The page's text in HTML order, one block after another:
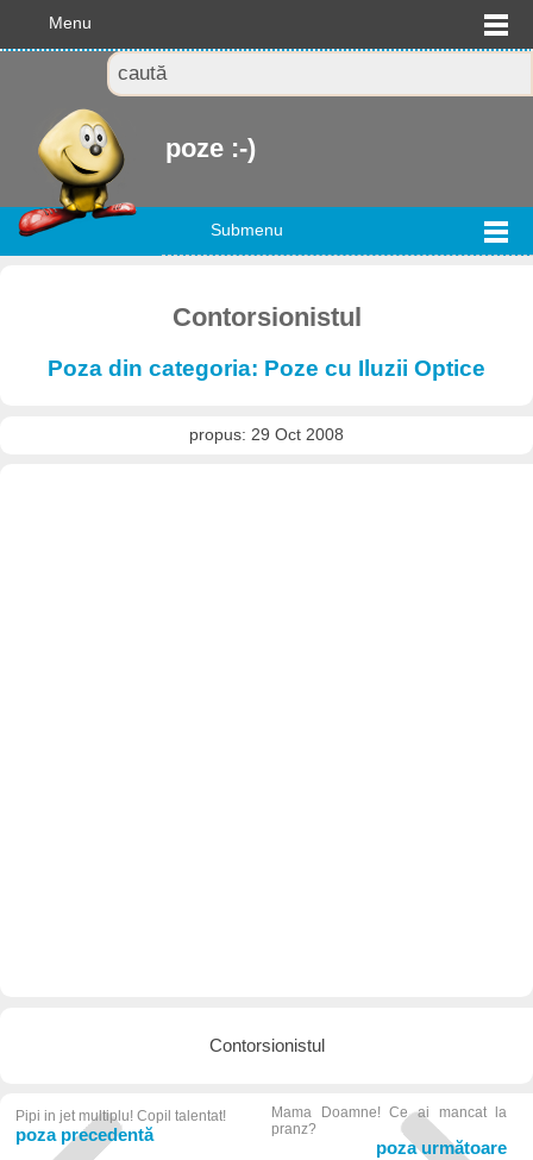
Menu
poze :-)
Submenu
Contorsionistul
Poza din categoria: Poze cu Iluzii Optice
propus: 29 Oct 2008
Contorsionistul
Pipi in jet multiplu! Copil talentat!
poza precedentă
Mama Doamne! Ce ai mancat la
pranz?
poza următoare